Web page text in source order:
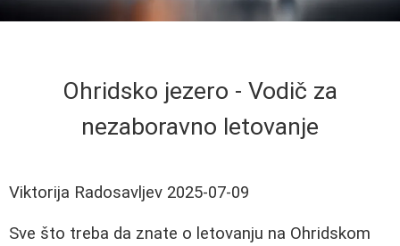
Ohridsko jezero - Vodič za
nezaboravno letovanje
Viktorija Radosavljev 2025-07-09
Sve što treba da znate o letovanju na Ohridskom